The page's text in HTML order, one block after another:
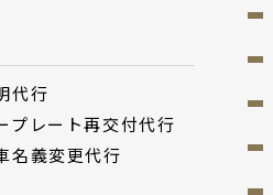
代行
プレート再交付代⾏
名義変更代⾏